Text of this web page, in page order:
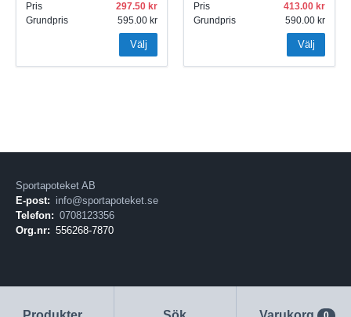
Pris
297.50
Grundpris
595.00
Välj
Pris
413.00
Grundpris
590.00
Välj
Sportapoteket AB
E-post: info@sportapoteket.se
Telefon: 0708123356
Org.nr: 556268-7870